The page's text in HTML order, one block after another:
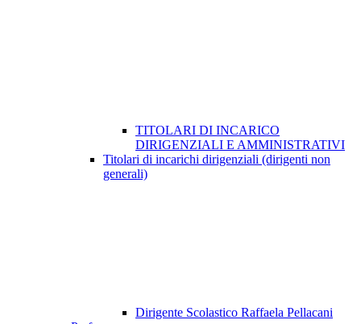
TITOLARI DI INCARICO
DIRIGENZIALI E AMMINISTRATIVI
Titolari di incarichi dirigenziali (dirigenti non
generali)
Dirigente Scolastico Raffaela Pellacani